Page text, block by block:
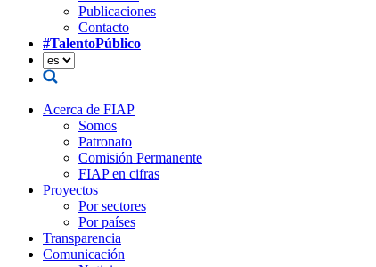
Publicaciones
Contacto
#TalentoPúblico
Acerca de FIAP
Somos
Patronato
Comisión Permanente
FIAP en cifras
Proyectos
Por sectores
Por países
Transparencia
Comunicación